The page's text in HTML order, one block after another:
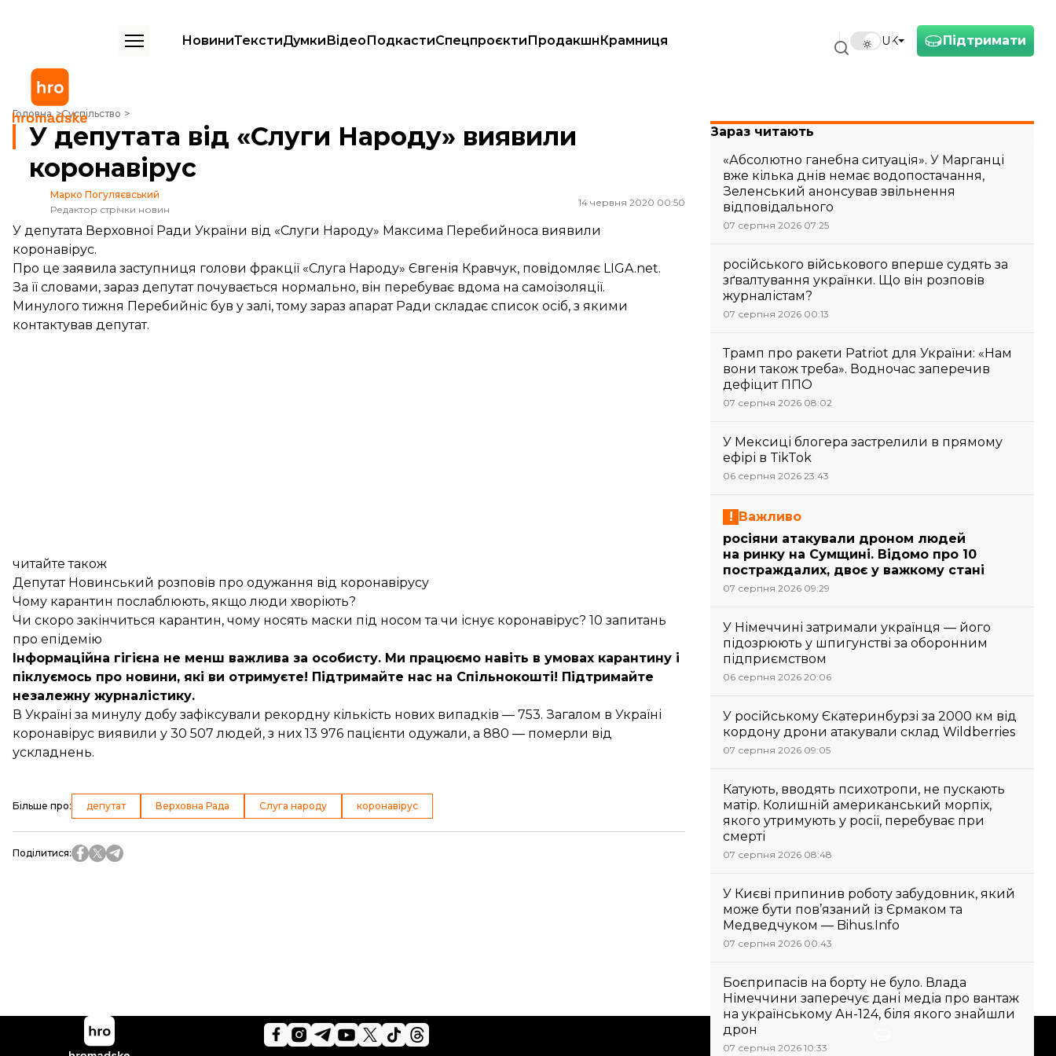
Підтримати
UK
НовиниТекстиДумкиВідеоПодкастиСпецпроєктиПродакшнКрамниця
Головна Суспільство
У депутата від «Слуги Народу» виявили коронавірус
У депутата від «Слуги Народу» виявили
коронавірус
Марко Погуляєвський
Редактор стрічки новин
14 червня 2020 00:50
У депутата Верховної Ради України від «Слуги Народу» Максима Перебийноса виявили
коронавірус.
Про це заявила заступниця голови фракції «Слуга Народу» Євгенія Кравчук, повідомляє LIGA.net.
За її словами, зараз депутат почувається нормально, він перебуває вдома на самоізоляції.
Минулого тижня Перебийніс був у залі, тому зараз апарат Ради складає список осіб, з якими
контактував депутат.
читайте також
Депутат Новинський розповів про одужання від коронавірусу
Чому карантин послаблюють, якщо люди хворіють?
Чи скоро закінчиться карантин, чому носять маски під носом та чи існує коронавірус? 10 запитань
про епідемію
Інформаційна гігієна не менш важлива за особисту. Ми працюємо навіть в умовах карантину і
піклуємось про новини, які ви отримуєте! Підтримайте нас на Спільнокошті! Підтримайте
незалежну журналістику.
В Україні за минулу добу зафіксували рекордну кількість нових випадків — 753. Загалом в Україні
коронавірус виявили у 30 507 людей, з них 13 976 пацієнти одужали, а 880 — померли від
ускладнень.
Більше про: депутат Верховна Рада Слуга народу коронавірус
Поділитися:
Зараз читають
«Абсолютно ганебна ситуація». У Марганці
вже кілька днів немає водопостачання,
Зеленський анонсував звільнення
відповідального
07 серпня 2026 07:25
російського військового вперше судять за
зґвалтування українки. Що він розповів
журналістам?
07 серпня 2026 00:13
Трамп про ракети Patriot для України: «Нам
вони також треба». Водночас заперечив
дефіцит ППО
07 серпня 2026 08:02
У Мексиці блогера застрелили в прямому
ефірі в TikTok
06 серпня 2026 23:43
Важливо
росіяни атакували дроном людей
на ринку на Сумщині. Відомо про 10
постраждалих, двоє у важкому стані
07 серпня 2026 09:29
У Німеччині затримали українця — його
підозрюють у шпигунстві за оборонним
підприємством
06 серпня 2026 20:06
У російському Єкатеринбурзі за 2000 км від
кордону дрони атакували склад Wildberries
07 серпня 2026 09:05
Катують, вводять психотропи, не пускають
матір. Колишній американський морпіх,
якого утримують у росії, перебуває при
смерті
07 серпня 2026 08:48
У Києві припинив роботу забудовник, який
може бути пов’язаний із Єрмаком та
Медведчуком — Bihus.Info
07 серпня 2026 00:43
Боєприпасів на борту не було. Влада
Німеччини заперечує дані медіа про вантаж
на українському Ан-124, біля якого знайшли
дрон
07 серпня 2026 10:33